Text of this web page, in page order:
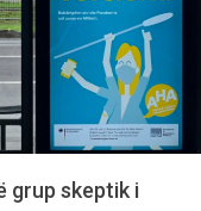
grup skeptik i